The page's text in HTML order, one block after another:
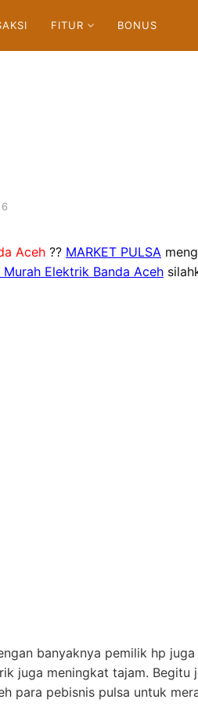
FITUR BONUS
Aceh ?? MARKET PULSA
Murah Elektrik Banda Aceh
banyaknya pemilik hp
juga meningkat tajam. Begitu
para pebisnis pulsa untuk